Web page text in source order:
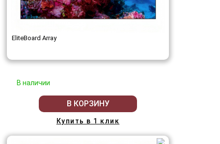
EliteBoard Array
В наличии
В КОРЗИНУ
Купить в 1 клик